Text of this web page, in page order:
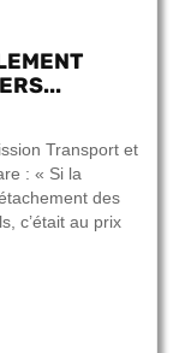
Transport et
: « Si la
des
c’était au prix